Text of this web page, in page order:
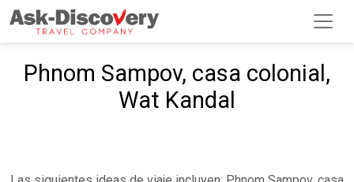
Phnom Sampov, casa colonial,
Wat Kandal